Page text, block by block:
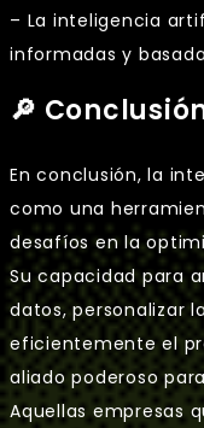
– La inteligencia
informadas y
🔎
En conclusión, la
como una
desafíos en la
Su capacidad para
datos, personalizar
eficientemente el
aliado poderoso
Aquellas empresas